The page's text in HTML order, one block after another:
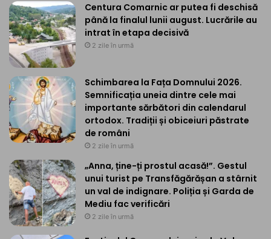
Centura Comarnic ar putea fi deschisă
până la finalul lunii august. Lucrările au
intrat în etapa decisivă
2 zile în urmă
Schimbarea la Fața Domnului 2026.
Semnificația uneia dintre cele mai
importante sărbători din calendarul
ortodox. Tradiții și obiceiuri păstrate
de români
2 zile în urmă
„Anna, ține-ți prostul acasă!”. Gestul
unui turist pe Transfăgărășan a stârnit
un val de indignare. Poliția și Garda de
Mediu fac verificări
2 zile în urmă